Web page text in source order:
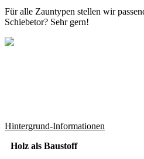
Für alle Zauntypen stellen wir
Schiebetor? Sehr gern!
Hintergrund-Informationen
Holz als Baustoff